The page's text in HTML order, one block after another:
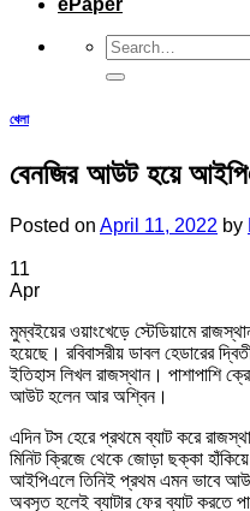
ePaper
খেলা
বেনজির আউট হয়ে
Posted on April 11, 2022 by
11
Apr
মুম্বইয়ের ওয়াংখেড়ে স্টেডিয়ামে
হয়েছে। রবিবাসরীয় ডাবল হেডারের
ইতিহাস লিখল রাজস্থান। পাশাপাশি
আউট হলেন আর অশ্বিন।
এদিন টস হেরে প্রথমে ব্যাট করে
মিনিট ক্রিজে থেকে জোড়া ছক্কা
আইপিএলে তিনিই প্রথম এমন ভাবে আউট
অবসৃত হলেই ব্যাটার ফের ব্যাট করতে